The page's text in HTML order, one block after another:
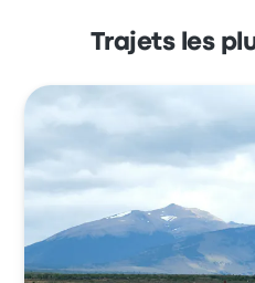
Trajets les